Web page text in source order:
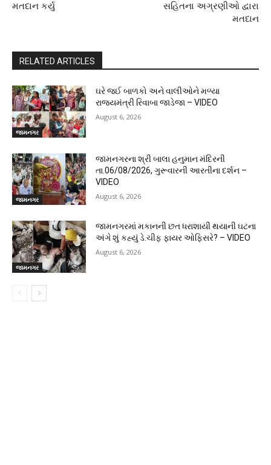
મતદાન કર્યુ
સહિતના અગ્રણીઓ દ્વારા
મતદાન
RELATED ARTICLES
જામનગર
ઘરે જઈ બાળકો અને વાલીઓને મળ્યા
રાજ્યમંત્રી રિવાબા જાડેજા – VIDEO
August 6, 2026
જામનગર
જામનગરના શ્રી બાલા હનુમાન મંદિરની
તા.06/08/2026, ગુરૂવારની આરતીના દર્શન –
VIDEO
August 6, 2026
જામનગર
જામનગરમાં મકાનની છત ધરાશાયી થયાની ઘટના
અંગે શું કહ્યું ડે.ચીફ ફાયર ઓફિસરે? – VIDEO
August 6, 2026